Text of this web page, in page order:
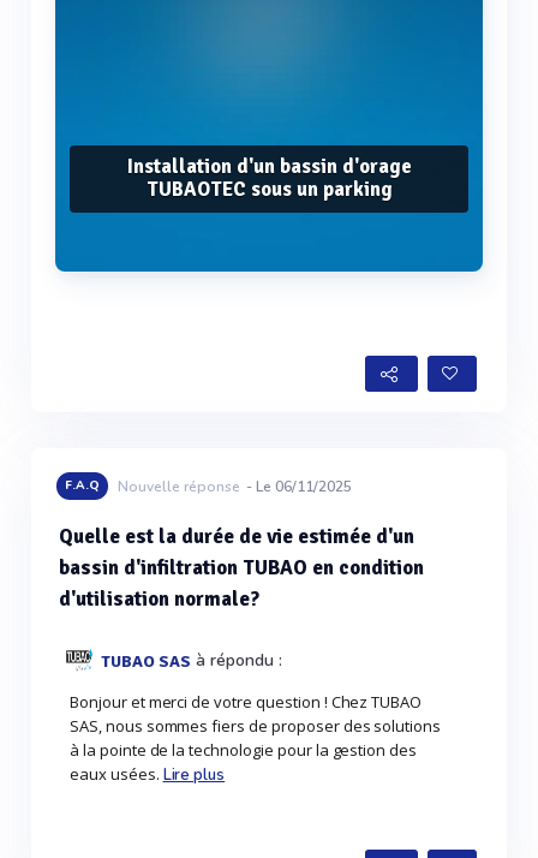
Installation d'un bassin d'orage
TUBAOTEC sous un parking
F.A.Q Nouvelle réponse - Le 06/11/2025
Quelle est la durée de vie estimée d'un
bassin d'infiltration TUBAO en condition
d'utilisation normale?
TUBAO SAS à répondu :
Bonjour et merci de votre question ! Chez TUBAO
SAS, nous sommes fiers de proposer des solutions
à la pointe de la technologie pour la gestion des
eaux usées. Lire plus